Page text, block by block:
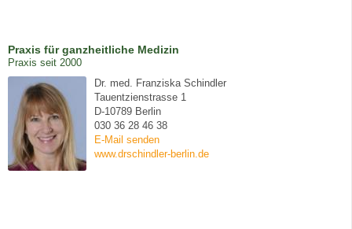
Praxis für ganzheitliche Medizin
Praxis seit 2000
Dr. med. Franziska Schindler
Tauentzienstrasse 1
D-10789 Berlin
030 36 28 46 38
E-Mail senden
www.drschindler-berlin.de